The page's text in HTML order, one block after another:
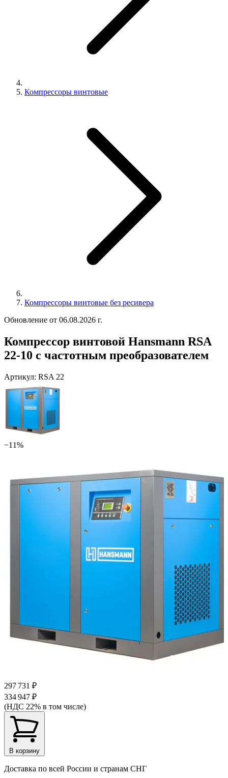
Компрессоры винтовые
Компрессоры винтовые без ресивера
Обновление от 06.08.2026 г.
Компрессор винтовой Hansmann RSA
22-10 с частотным преобразователем
Артикул: RSA 22
−11%
297 731 ₽
334 947 ₽
(НДС 22% в том числе)
В корзину
Доставка по всей России и странам СНГ